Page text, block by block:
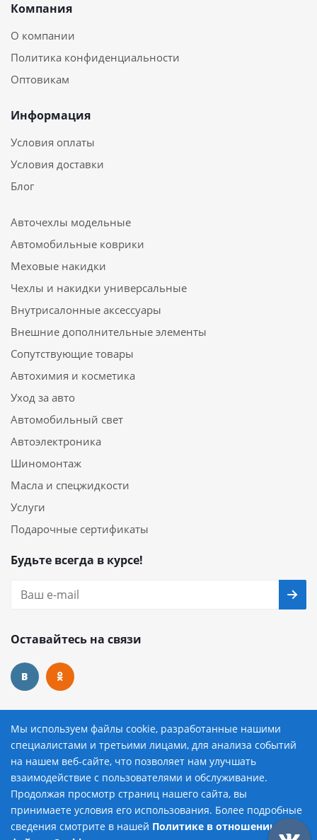
Добавить в корзину
Компания
О компании
Политика конфиденциальности
Оптовикам
Информация
Условия оплаты
Условия доставки
Блог
Авточехлы модельные
Автомобильные коврики
Меховые накидки
Чехлы и накидки универсальные
Внутрисалонные аксессуары
Внешние дополнительные элементы
Сопутствующие товары
Автохимия и косметика
Уход за авто
Автомобильный свет
Автоэлектроника
Шиномонтаж
Масла и спецжидкости
Услуги
Подарочные сертификаты
Будьте всегда в курсе!
Оставайтесь на связи
Наши контакты
8 (800) 222-72-84
avtopilot@avtopilot-ekat.ru
г. Екатеринбург, ул. Гурзуфская, д. 19
Мы используем файлы cookie, разработанные нашими
специалистами и третьими лицами, для анализа событий
на нашем веб-сайте, что позволяет нам улучшать
взаимодействие с пользователями и обслуживание.
Продолжая просмотр страниц нашего сайта, вы
принимаете условия его использования. Более подробные
сведения смотрите в нашей Политике в отношении